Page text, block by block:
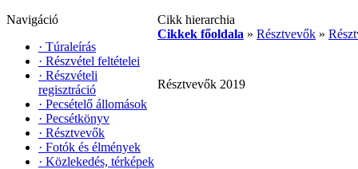
Navigáció
· Túraleírás
· Részvétel feltételei
· Részvételi
regisztráció
· Pecsételő állomások
· Pecsétkönyv
· Résztvevők
· Fotók és élmények
· Közlekedés, térképek
Cikk hierarchia
Cikkek főoldala » Résztvevők »
Résztvevők 2019